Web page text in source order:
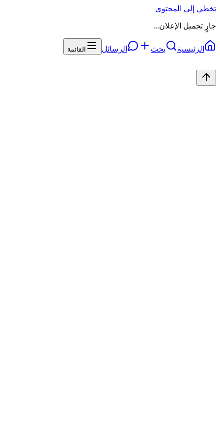
تخطي إلى المحتوى
جارٍ تحميل الإعلان...
الرئيسية بحث الرسائل القائمة